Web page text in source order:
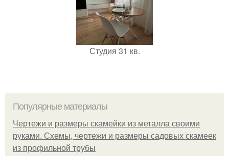
Студия 31 кв.
Популярные материалы
Чертежи и размеры скамейки из металла своими
руками. Схемы, чертежи и размеры садовых скамеек
из профильной трубы